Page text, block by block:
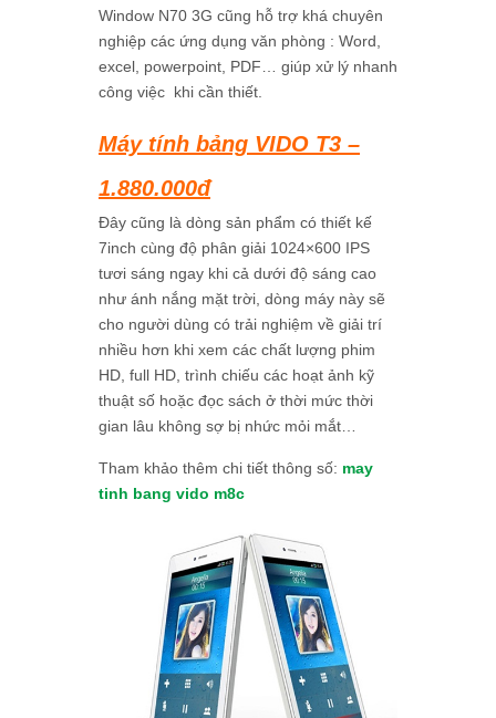
Window N70 3G cũng hỗ trợ khá chuyên
nghiệp các ứng dụng văn phòng : Word,
excel, powerpoint, PDF… giúp xử lý nhanh
công việc khi cần thiết.
Máy tính bảng VIDO T3 –
1.880.000đ
Đây cũng là dòng sản phẩm có thiết kế
7inch cùng độ phân giải 1024×600 IPS
tươi sáng ngay khi cả dưới độ sáng cao
như ánh nắng mặt trời, dòng máy này sẽ
cho người dùng có trải nghiệm về giải trí
nhiều hơn khi xem các chất lượng phim
HD, full HD, trình chiếu các hoạt ảnh kỹ
thuật số hoặc đọc sách ở thời mức thời
gian lâu không sợ bị nhức mỏi mắt…
Tham khảo thêm chi tiết thông số: may
tinh bang vido m8c